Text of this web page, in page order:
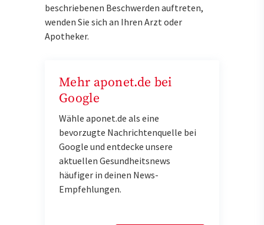
beschriebenen Beschwerden auftreten,
wenden Sie sich an Ihren Arzt oder
Apotheker.
Mehr aponet.de bei
Google
Wähle aponet.de als eine
bevorzugte Nachrichtenquelle bei
Google und entdecke unsere
aktuellen Gesundheitsnews
häufiger in deinen News-
Empfehlungen.